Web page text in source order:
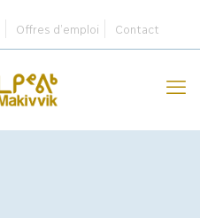
Offres d’emploi Contact